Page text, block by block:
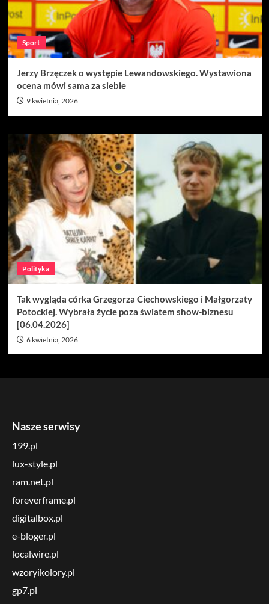
Sport
Jerzy Brzęczek o występie Lewandowskiego. Wystawiona
ocena mówi sama za siebie
9 kwietnia, 2026
Polityka
Tak wygląda córka Grzegorza Ciechowskiego i Małgorzaty
Potockiej. Wybrała życie poza światem show-biznesu
[06.04.2026]
6 kwietnia, 2026
Nasze serwisy
199.pl
lux-style.pl
ram.net.pl
foreverframe.pl
digitalbox.pl
e-bloger.pl
localwire.pl
wzoryikolory.pl
gp7.pl